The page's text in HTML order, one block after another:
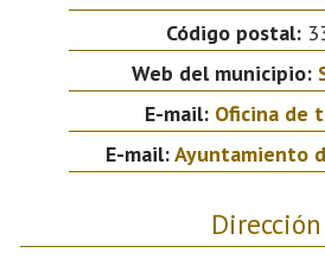
Código postal:
Web del municipio:
E-mail: Oficina de
E-mail:Ayuntamiento
Dirección